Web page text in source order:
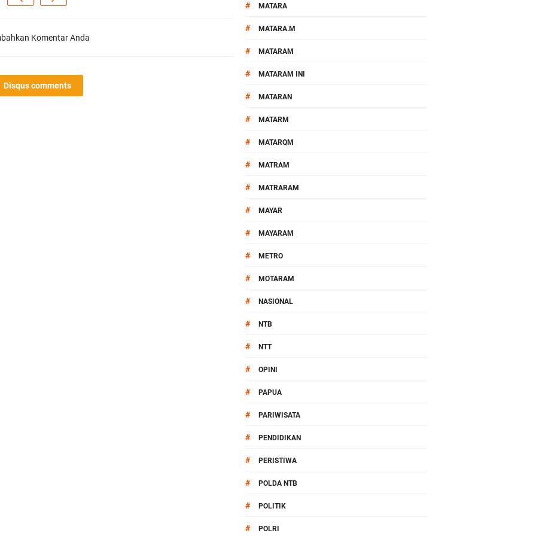
Komentar Anda
Disqus comments
# MATARA
# MATARA.M
# MATARAM
# MATARAM INI
# MATARAN
# MATARM
# MATARQM
# MATRAM
# MATRARAM
# MAYAR
# MAYARAM
# METRO
# MOTARAM
# NASIONAL
# NTB
# NTT
# OPINI
# PAPUA
# PARIWISATA
# PENDIDIKAN
# PERISTIWA
# POLDA NTB
# POLITIK
# POLRI